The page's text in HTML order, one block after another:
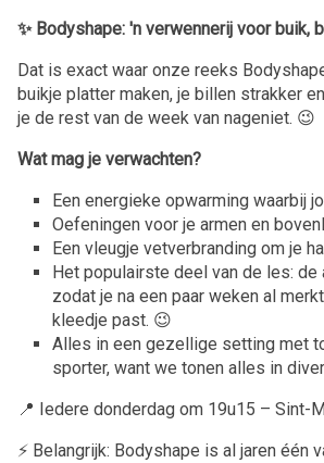
✨ Bodyshape: 'n verwennerij voor buik,
Dat is exact waar onze reeks
buikje platter maken, je billen strakker
je de rest van de week van nageniet. 😉
Wat mag je verwachten?
Een energieke opwarming waarbij
Oefeningen voor je armen en
Een vleugje vetverbranding om je
Het populairste deel van de les:
zodat je na een paar weken al
kleedje past. 😉
Alles in een gezellige setting met
sporter, want we tonen alles in
📍 Iedere donderdag om 19u15 – Sint-
⚡️ Belangrijk: Bodyshape is al jaren